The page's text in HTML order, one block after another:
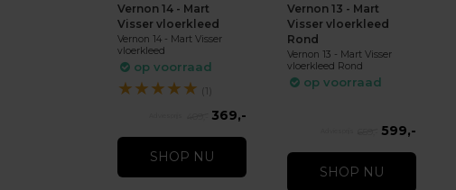
Vernon 14 - Mart
Visser vloerkleed
Vernon 14 - Mart Visser
vloerkleed
op voorraad
★★★★★ (1)
369,-
SHOP NU
Vernon 13 - Mart
Visser vloerkleed
Rond
Vernon 13 - Mart Visser
vloerkleed Rond
op voorraad
599,-
SHOP NU